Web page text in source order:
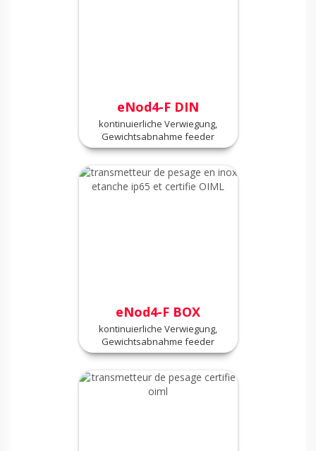
eNod4-F DIN
kontinuierliche Verwiegung,
Gewichtsabnahme feeder
eNod4-F BOX
kontinuierliche Verwiegung,
Gewichtsabnahme feeder